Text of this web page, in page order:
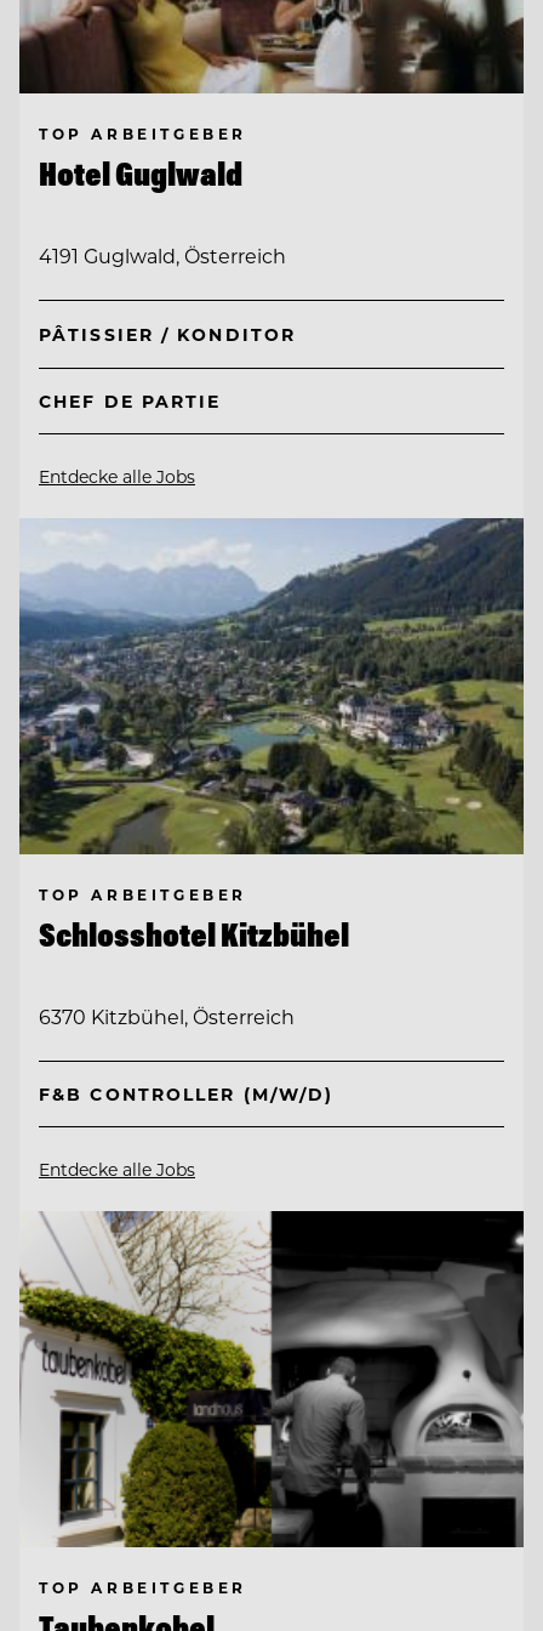
TOP ARBEITGEBER
Hotel Guglwald
4191 Guglwald, Österreich
PÂTISSIER / KONDITOR
CHEF DE PARTIE
Entdecke alle Jobs
TOP ARBEITGEBER
Schlosshotel Kitzbühel
6370 Kitzbühel, Österreich
F&B CONTROLLER (M/W/D)
Entdecke alle Jobs
TOP ARBEITGEBER